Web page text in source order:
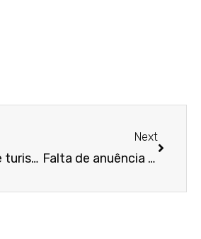
Empresas de turismo devem indenizar cinco consumidores por descumprimento de contrato
Next
Falta de anuência não desobriga fiador na prorrogação do contrato de aluguel